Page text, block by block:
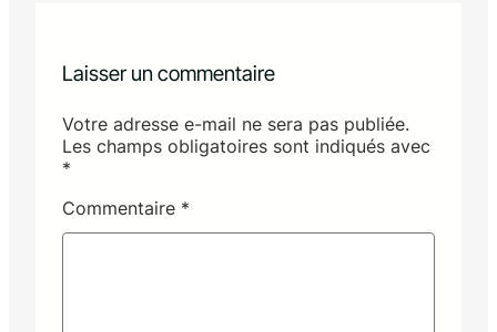
Laisser un commentaire
Votre adresse e-mail ne sera pas publiée.
Les champs obligatoires sont indiqués avec
*
Commentaire *